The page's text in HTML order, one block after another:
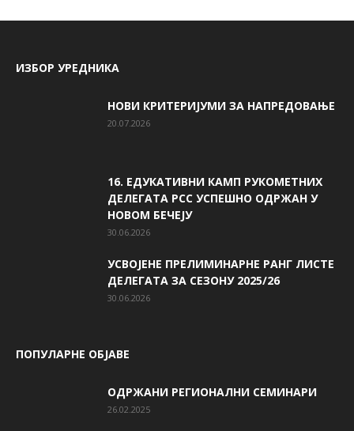
ИЗБОР УРЕДНИКА
НОВИ КРИТЕРИЈУМИ ЗА НАПРЕДОВАЊЕ
20.07.2026
16. ЕДУКАТИВНИ КАМП РУКОМЕТНИХ
ДЕЛЕГАТА РСС УСПЕШНО ОДРЖАН У
НОВОМ БЕЧЕЈУ
30.06.2026
УСВОЈЕНЕ ПРЕЛИМИНАРНЕ РАНГ ЛИСТЕ
ДЕЛЕГАТА ЗА СЕЗОНУ 2025/26
30.06.2026
ПОПУЛАРНЕ ОБЈАВЕ
ОДРЖАНИ РЕГИОНАЛНИ СЕМИНАРИ
26.02.2025